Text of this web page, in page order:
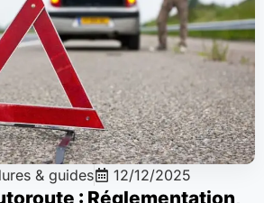
& guides 12/12/2025
: Réglementation,